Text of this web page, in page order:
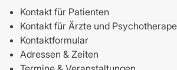
Kontakt für Patienten
Kontakt für Ärzte und
Kontaktformular
Adressen & Zeiten